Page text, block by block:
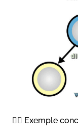
👉🏻 Exemple